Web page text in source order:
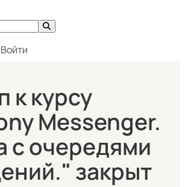
Войти
к курсу
Messenger.
с очередями
закрыт